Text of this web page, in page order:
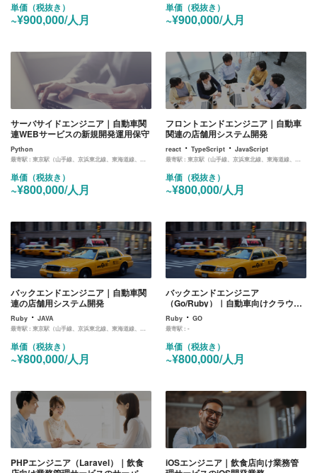
単価（税抜き）
~¥900,000/人月
単価（税抜き）
~¥900,000/人月
サーバサイドエンジニア｜自動車関
連WEBサービスの新規開発運用保守
Python
最寄駅 : 東京駅（山手線、京浜東北線、東海道線、中央線、京葉線、丸ノ内線）
単価（税抜き）
~¥800,000/人月
フロントエンドエンジニア｜自動車
関連の店舗用システム開発
react ・TypeScript ・JavaScript
最寄駅 :東京駅（山手線、京浜東北線、東海道線、中央線、京葉線、丸ノ内線）
単価（税抜き）
~¥800,000/人月
バックエンドエンジニア｜自動車関
連の店舗用システム開発
Ruby ・ JAVA
最寄駅 : 東京駅（山手線、京浜東北線、東海道線、中央線、京葉線、丸ノ内線）
単価（税抜き）
~¥800,000/人月
バックエンドエンジニア
（Go/Ruby）｜自動車向けクラウド
管理システムのバックエンド開発業
務
Ruby ・GO
最寄駅 :-
単価（税抜き）
~¥800,000/人月
PHPエンジニア（Laravel）｜飲食
iOSエンジニア｜飲食店向け業務管